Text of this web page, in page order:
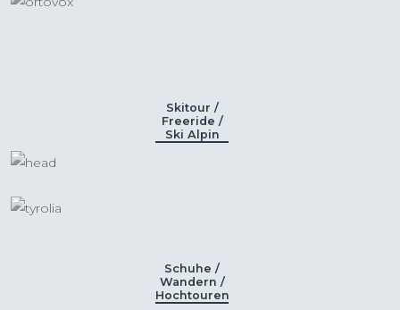
Skitour /
Freeride /
Ski Alpin
Schuhe /
Wandern /
Hochtouren